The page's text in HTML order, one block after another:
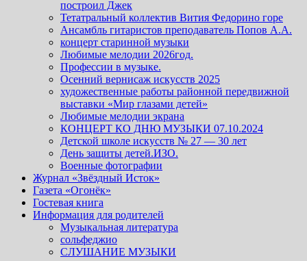
построил Джек
Тетатральный коллектив Вития Федорино горе
Ансамбль гитаристов преподаватель Попов А.А.
концерт старинной музыки
Любимые мелодии 2026год.
Профессии в музыке.
Осенний вернисаж искусств 2025
художественные работы районной передвижной
выставки «Мир глазами детей»
Любимые мелодии экрана
КОНЦЕРТ КО ДНЮ МУЗЫКИ 07.10.2024
Детской школе искусств № 27 — 30 лет
День защиты детей.ИЗО.
Военные фотографии
Журнал «Звёздный Исток»
Газета «Огонёк»
Гостевая книга
Информация для родителей
Музыкальная литература
сольфеджио
СЛУШАНИЕ МУЗЫКИ